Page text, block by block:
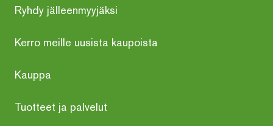
Ryhdy jälleenmyyjäksi
Kerro meille uusista kaupoista
Kauppa
Tuotteet ja palvelut